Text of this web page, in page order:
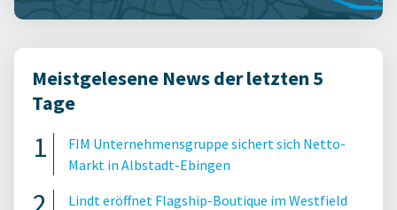
Meistgelesene News der letzten 5
Tage
FIM Unternehmensgruppe sichert sich Netto-
Markt in Albstadt-Ebingen
Lindt eröffnet Flagship-Boutique im Westfield